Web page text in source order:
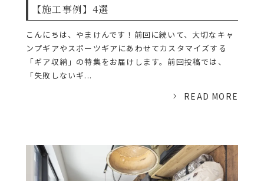
【施工事例】4選
こんにちは、やまけんです！前回に続いて、大切なキャ
ンプギアやスポーツギアにあわせてカスタマイズする
「ギア収納」の特集をお届けします。前回投稿では、
「失敗しないギ...
READ MORE